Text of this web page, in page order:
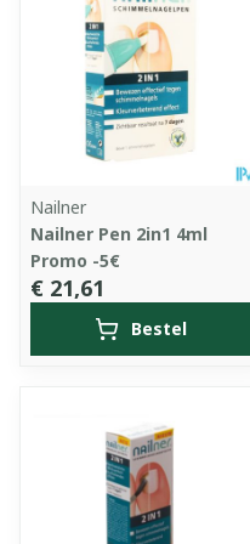
Nailner
Nailner Pen 2in1 4ml
Promo -5€
€ 21,61
Bestel